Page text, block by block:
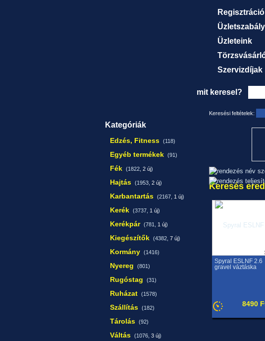
Regisztráció
Üzleteink
Szervizdíjak
mit keresel?
Kategóriák
Edzés, Fitness (118)
Egyéb termékek (91)
Fék (1822, 2 új)
Hajtás (1953, 2 új)
Karbantartás (2167, 1 új)
Kerék (3737, 1 új)
Kerékpár (781, 1 új)
Kiegészítők (4382, 7 új)
Kormány (1416)
Nyereg (801)
Rugóstag (31)
Ruházat (1578)
Szállítás (182)
Tárolás (92)
Váltás (1076, 3 új)
Keresési feltételek:
Keresés
Spyral ESLNF 2.6
gravel váztáska
8490